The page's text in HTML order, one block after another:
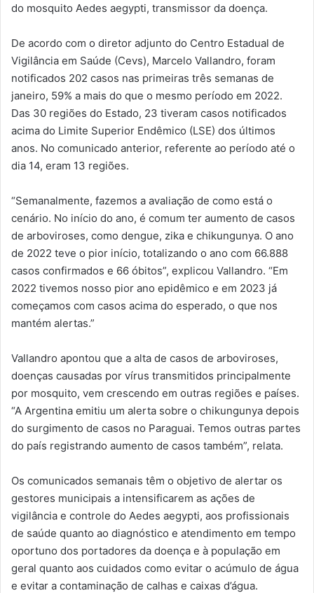
do mosquito Aedes aegypti, transmissor da doença.
De acordo com o diretor adjunto do Centro Estadual de
Vigilância em Saúde (Cevs), Marcelo Vallandro, foram
notificados 202 casos nas primeiras três semanas de
janeiro, 59% a mais do que o mesmo período em 2022.
Das 30 regiões do Estado, 23 tiveram casos notificados
acima do Limite Superior Endêmico (LSE) dos últimos
anos. No comunicado anterior, referente ao período até o
dia 14, eram 13 regiões.
“Semanalmente, fazemos a avaliação de como está o
cenário. No início do ano, é comum ter aumento de casos
de arboviroses, como dengue, zika e chikungunya. O ano
de 2022 teve o pior início, totalizando o ano com 66.888
casos confirmados e 66 óbitos”, explicou Vallandro. “Em
2022 tivemos nosso pior ano epidêmico e em 2023 já
começamos com casos acima do esperado, o que nos
mantém alertas.”
Vallandro apontou que a alta de casos de arboviroses,
doenças causadas por vírus transmitidos principalmente
por mosquito, vem crescendo em outras regiões e países.
“A Argentina emitiu um alerta sobre o chikungunya depois
do surgimento de casos no Paraguai. Temos outras partes
do país registrando aumento de casos também”, relata.
Os comunicados semanais têm o objetivo de alertar os
gestores municipais a intensificarem as ações de
vigilância e controle do Aedes aegypti, aos profissionais
de saúde quanto ao diagnóstico e atendimento em tempo
oportuno dos portadores da doença e à população em
geral quanto aos cuidados como evitar o acúmulo de água
e evitar a contaminação de calhas e caixas d’água.